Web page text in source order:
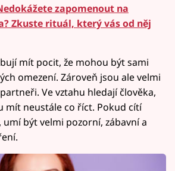
zapomenout na
Zkuste rituál, který vás od něj
mít pocit, že mohou být sami
omezení. Zároveň jsou ale velmi
Ve vztahu hledají člověka,
mít neustále co říct. Pokud cítí
být velmi pozorní, zábavní a